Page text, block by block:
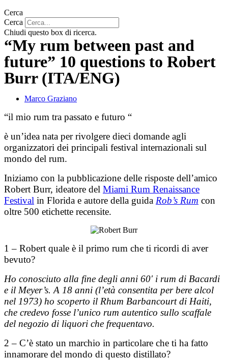
Cerca
Cerca
Chiudi questo box di ricerca.
“My rum between past and
future” 10 questions to Robert
Burr (ITA/ENG)
Marco Graziano
“il mio rum tra passato e futuro “
è un’idea nata per rivolgere dieci domande agli
organizzatori dei principali festival internazionali sul
mondo del rum.
Iniziamo con la pubblicazione delle risposte dell’amico
Robert Burr, ideatore del Miami Rum Renaissance
Festival in Florida e autore della guida Rob’s Rum con
oltre 500 etichette recensite.
1 – Robert quale è il primo rum che ti ricordi di aver
bevuto?
Ho conosciuto alla fine degli anni 60′ i rum di Bacardi
e il Meyer’s. A 18 anni (l’età consentita per bere alcol
nel 1973) ho scoperto il Rhum Barbancourt di Haiti,
che credevo fosse l’unico rum autentico sullo scaffale
del negozio di liquori che frequentavo.
2 – C’è stato un marchio in particolare che ti ha fatto
innamorare del mondo di questo distillato?